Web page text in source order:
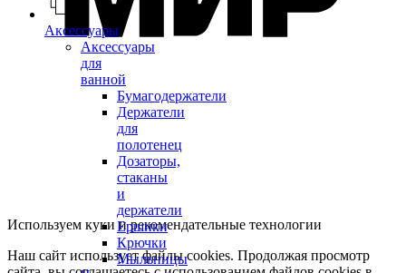
Аксессуары
Аксессуары
для
ванной
Бумагодержатели
Держатели
для
полотенец
Дозаторы,
стаканы
и
держатели
Ершики
Крючки
Мыльницы
Используем куки и рекомендательные технологии
Наш сайт использует файлы cookies. Продолжая просмотр